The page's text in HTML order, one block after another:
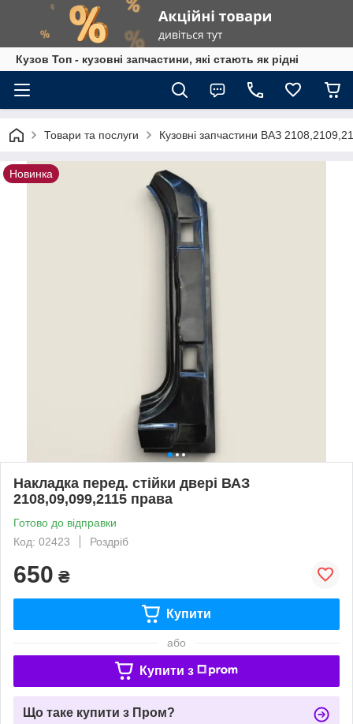
Кузов Топ - кузовні запчастини, які стають як рідні
Товари та послуги Кузовні запчастини ВАЗ
Новинка
Накладка перед. стійки двері ВАЗ
2108,09,099,2115 права
Готово до відправки
Код: 02423
Роздріб
650 ₴
Купити
або
Купити з
Що таке купити з Пром?